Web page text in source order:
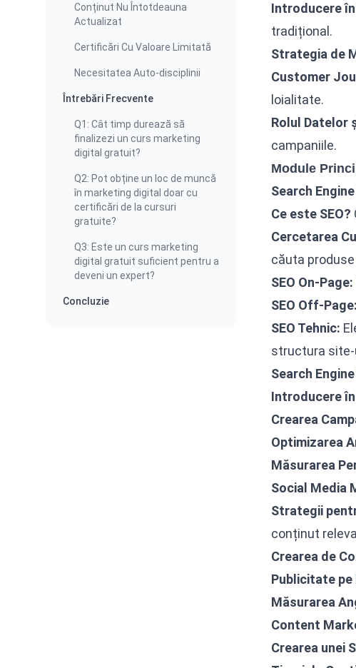
Conținut Nu Întotdeauna
Actualizat
Certificări Cu Valoare Limitată
Necesitatea Auto-disciplinii
Întrebări Frecvente
Q1: Cât timp durează să
finalizezi un curs marketing
digital gratuit?
Q2: Pot obține un loc de muncă
în marketing digital doar cu
certificări de la cursuri
gratuite?
Q3: Este un curs marketing
digital gratuit suficient pentru a
deveni un expert?
Concluzie
Introducere
tradițional.
Strategia de
Customer
loialitate.
Rolul Datelor
campaniile.
Module
Search
Ce este SEO?
Cercetarea
căuta
SEO On-Page:
SEO Off-Page:
SEO Tehnic:
structura site-
Search
Introducere în
Crearea
Optimizarea
Măsurarea
Social Media
Strategii
conținut
Crearea de
Publicitate pe
Măsurarea
Content
Crearea unei